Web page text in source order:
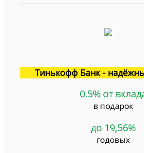
Тинькофф Банк -
0.5% от
в подарок
до 19,56%
годовых